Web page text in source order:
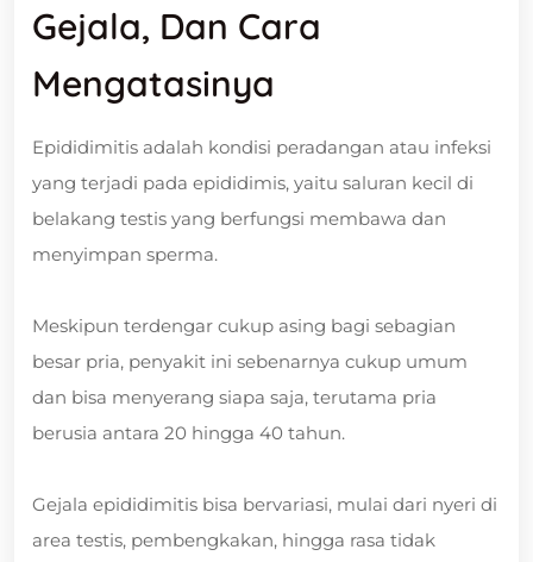
Gejala, Dan Cara
Mengatasinya
Epididimitis adalah kondisi peradangan atau infeksi
yang terjadi pada epididimis, yaitu saluran kecil di
belakang testis yang berfungsi membawa dan
menyimpan sperma.
Meskipun terdengar cukup asing bagi sebagian
besar pria, penyakit ini sebenarnya cukup umum
dan bisa menyerang siapa saja, terutama pria
berusia antara 20 hingga 40 tahun.
Gejala epididimitis bisa bervariasi, mulai dari nyeri di
area testis, pembengkakan, hingga rasa tidak